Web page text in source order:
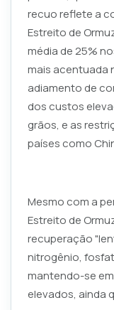
recuo reflete a
Estreito de
média de 25%
mais acentuada
adiamento de
dos custos
grãos, e as
países como
Mesmo com a
Estreito de
recuperação
nitrogênio,
mantendo-se
elevados, ainda